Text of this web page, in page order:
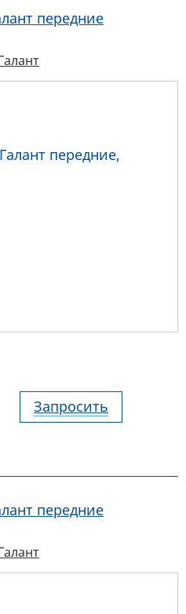
передние
Запросить
передние